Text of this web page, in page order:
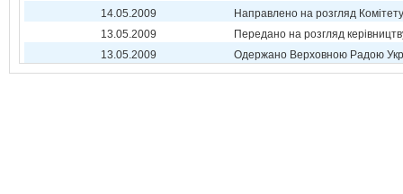
14.05.2009
Направлено на розгляд Комітету
13.05.2009
Передано на розгляд
13.05.2009
Одержано Верховною Радою